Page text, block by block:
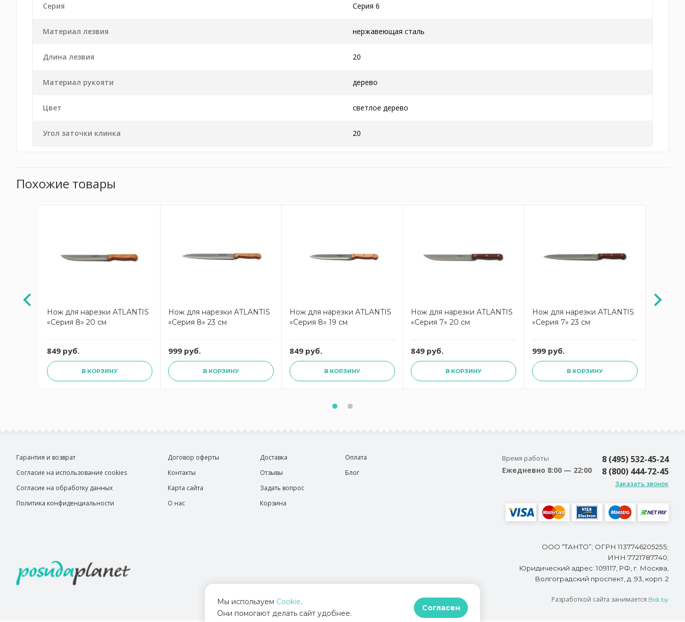
Серия Серия 6
Материал лезвия нержавеющая сталь
Длина лезвия 20
Материал рукояти дерево
Цвет светлое дерево
Угол заточки клинка 20
Похожие товары
Нож для нарезки ATLANTIS
«Серия 8» 20 см
849 руб.
В КОРЗИНУ
Нож для нарезки ATLANTIS
«Серия 8» 23 см
999 руб.
В КОРЗИНУ
Нож для нарезки ATLANTIS
«Серия 8» 19 см
849 руб.
В КОРЗИНУ
Нож для нарезки ATLANTIS
«Серия 7» 20 см
849 руб.
В КОРЗИНУ
Нож для нарезки ATLANTIS
«Серия 7» 23 см
999 руб.
В КОРЗИНУ
Гарантия и возврат
Согласие на использование cookies
Согласие на обработку данных
Политика конфиденциальности
Договор оферты
Контакты
Карта сайта
О нас
Доставка
Отзывы
Задать вопрос
Корзина
Оплата
Блог
Время работы
Ежедневно 8:00 — 22:00
8 (495) 532-45-24
8 (800) 444-72-45
Заказать звонок
ООО “ТАНТО”; ОГРН 1137746205255;
ИНН 7721787740;
Юридический адрес: 109117, РФ, г. Москва,
Волгоградский проспект, д. 93, корп. 2
Разработкой сайта занимается Bidi.by
Мы используем Cookie.
Они помогают делать сайт удобнее.
Согласен